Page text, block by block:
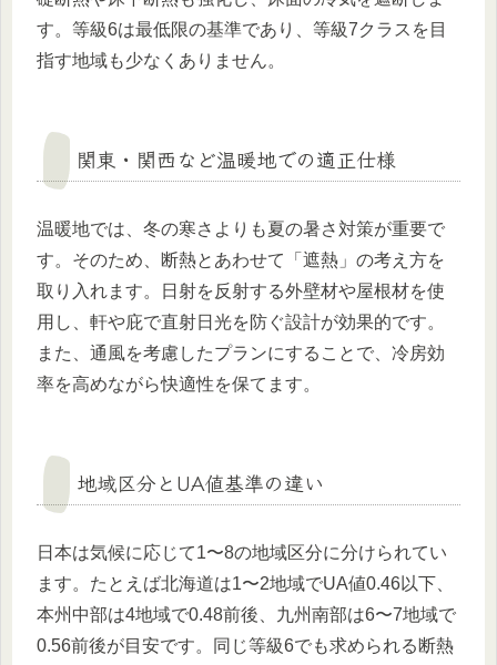
す。等級6は最低限の基準であり、等級7クラスを目
指す地域も少なくありません。
関東・関西など温暖地での適正仕様
温暖地では、冬の寒さよりも夏の暑さ対策が重要で
す。そのため、断熱とあわせて「遮熱」の考え方を
取り入れます。日射を反射する外壁材や屋根材を使
用し、軒や庇で直射日光を防ぐ設計が効果的です。
また、通風を考慮したプランにすることで、冷房効
率を高めながら快適性を保てます。
地域区分とUA値基準の違い
日本は気候に応じて1〜8の地域区分に分けられてい
ます。たとえば北海道は1〜2地域でUA値0.46以下、
本州中部は4地域で0.48前後、九州南部は6〜7地域で
0.56前後が目安です。同じ等級6でも求められる断熱